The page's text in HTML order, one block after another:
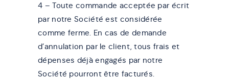
4 – Toute commande acceptée par écrit
par notre Société est considérée
comme ferme. En cas de demande
d’annulation par le client, tous frais et
dépenses déjà engagés par notre
Société pourront être facturés.